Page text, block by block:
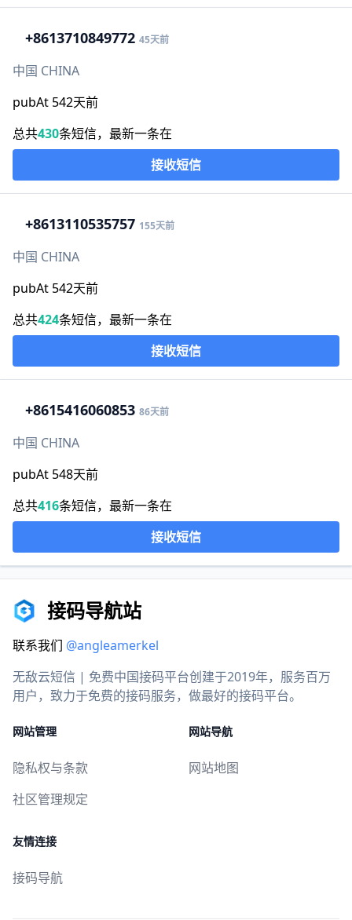
+8613710849772 45天前
中国 CHINA
pubAt 542天前
总共430条短信，最新一条在
接收短信
+8613110535757 155天前
中国 CHINA
pubAt 542天前
总共424条短信，最新一条在
接收短信
+8615416060853 86天前
中国 CHINA
pubAt 548天前
总共416条短信，最新一条在
接收短信
接码导航站
联系我们 @angleamerkel
无敌云短信 | 免费中国接码平台创建于2019年，服务百万
用户，致力于免费的接码服务，做最好的接码平台。
网站管理
隐私权与条款
社区管理规定
网站导航
网站地图
友情连接
接码导航